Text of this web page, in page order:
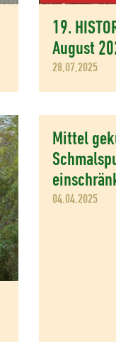
19.
August
28.07.2025
Mittel
04.04.2025